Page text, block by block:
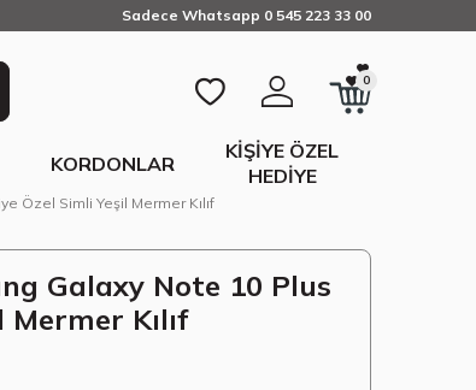
Sadece Whatsapp 0 545 223 33 00
0
KORDONLAR
KIŞIYE ÖZEL
HEDIYE
Özel Simli Yeşil Mermer Kılıf
Galaxy Note 10 Plus
Kılıf